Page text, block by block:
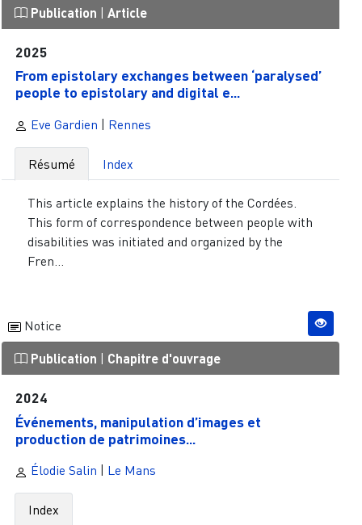
Publication Article
2025
From epistolary exchanges between ‘paralysed’
people to epistolary and digital e...
Eve Gardien Rennes
Résumé Index
This article explains the history of the Cordées.
This form of correspondence between people with
disabilities was initiated and organized by the
Fren...
Notice
Publication Chapitre d'ouvrage
2024
Événements, manipulation d’images et
production de patrimoines...
Élodie Salin Le Mans
Index